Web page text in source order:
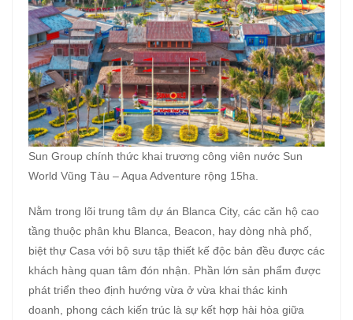
Sun Group chính thức khai trương công viên nước Sun
World Vũng Tàu – Aqua Adventure rộng 15ha.
Nằm trong lõi trung tâm dự án Blanca City, các căn hộ cao
tầng thuộc phân khu Blanca, Beacon, hay dòng nhà phố,
biệt thự Casa với bộ sưu tập thiết kế độc bản đều được các
khách hàng quan tâm đón nhận. Phần lớn sản phẩm được
phát triển theo định hướng vừa ở vừa khai thác kinh
doanh, phong cách kiến trúc là sự kết hợp hài hòa giữa